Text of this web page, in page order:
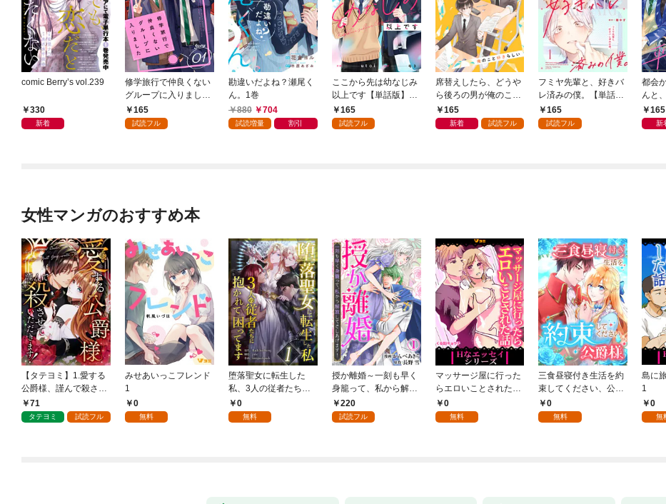
comic Berry’s vol.239
330
新着
修学旅行で仲良くない
グループに入りました
【単話版】1巻
165
試読フル
勘違いだよね？瀬尾く
ん。1巻
880
704
試読増量 割引
ここから先は幼なじみ
以上です【単話版】1
巻165
試読フル
席替えしたら、どうや
ら後ろの男が俺のこと
好きらしい【単話版】
１巻
165
新着 試読フル
フミヤ先輩と、好きバ
レ済みの僕。【単話
版】1巻
165
試読フル
都会
んと
男子
巻
165
新
女性マンガのおすすめ本
【タテヨミ】1.愛する
公爵様、謹んで殺させ
ていただきます！
71
タテヨミ 試読フル
みせあいっこフレンド
1
0
無料
堕落聖女に転生した
私、3人の従者たちに
抱かれて困ってます 第
1話
0
無料
授か離婚～一刻も早く
身籠って、私から解放
してさしあげます！1
220
試読フル
マッサージ屋に行った
らエロいことされた話
1 0
無料
三食昼寝付き生活を約
束してください、公爵
様 1話
0
無料
島に
1
0
無